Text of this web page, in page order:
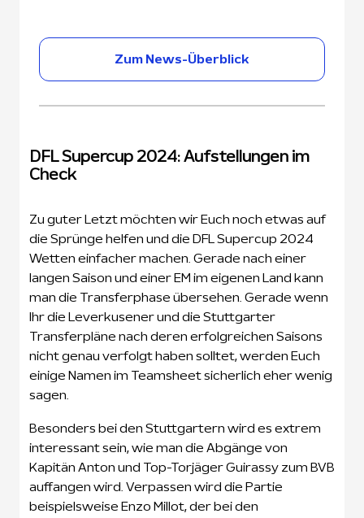
Zum News-Überblick
DFL Supercup 2024: Aufstellungen im
Check
Zu guter Letzt möchten wir Euch noch etwas auf
die Sprünge helfen und die DFL Supercup 2024
Wetten einfacher machen. Gerade nach einer
langen Saison und einer EM im eigenen Land kann
man die Transferphase übersehen. Gerade wenn
Ihr die Leverkusener und die Stuttgarter
Transferpläne nach deren erfolgreichen Saisons
nicht genau verfolgt haben solltet, werden Euch
einige Namen im Teamsheet sicherlich eher wenig
sagen.
Besonders bei den Stuttgartern wird es extrem
interessant sein, wie man die Abgänge von
Kapitän Anton und Top-Torjäger Guirassy zum BVB
auffangen wird. Verpassen wird die Partie
beispielsweise Enzo Millot, der bei den